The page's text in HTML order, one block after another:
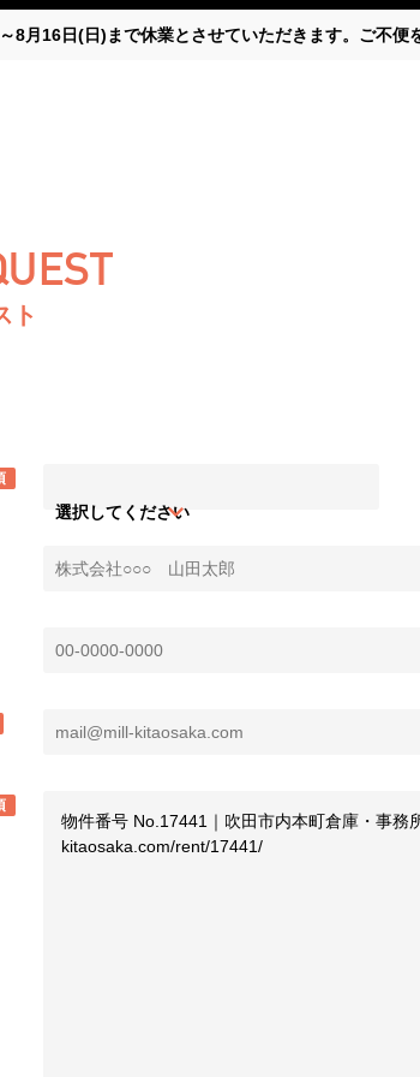
8月16日(日)まで休業とさせていただきます。ご不便
ト
選択してください